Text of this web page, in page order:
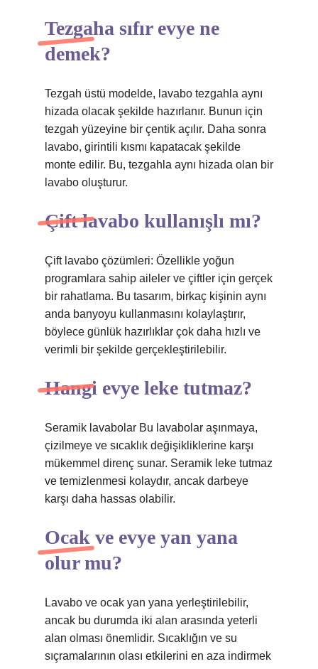
Tezgaha sıfır evye ne
demek?
Tezgah üstü modelde, lavabo tezgahla aynı
hizada olacak şekilde hazırlanır. Bunun için
tezgah yüzeyine bir çentik açılır. Daha sonra
lavabo, girintili kısmı kapatacak şekilde
monte edilir. Bu, tezgahla aynı hizada olan bir
lavabo oluşturur.
Çift lavabo kullanışlı mı?
Çift lavabo çözümleri: Özellikle yoğun
programlara sahip aileler ve çiftler için gerçek
bir rahatlama. Bu tasarım, birkaç kişinin aynı
anda banyoyu kullanmasını kolaylaştırır,
böylece günlük hazırlıklar çok daha hızlı ve
verimli bir şekilde gerçekleştirilebilir.
Hangi evye leke tutmaz?
Seramik lavabolar Bu lavabolar aşınmaya,
çizilmeye ve sıcaklık değişikliklerine karşı
mükemmel direnç sunar. Seramik leke tutmaz
ve temizlenmesi kolaydır, ancak darbeye
karşı daha hassas olabilir.
Ocak ve evye yan yana
olur mu?
Lavabo ve ocak yan yana yerleştirilebilir,
ancak bu durumda iki alan arasında yeterli
alan olması önemlidir. Sıcaklığın ve su
sıçramalarının olası etkilerini en aza indirmek